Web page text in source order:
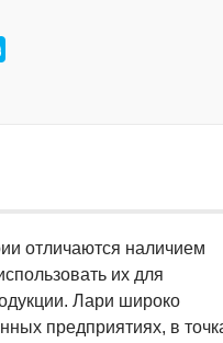
отличаются наличием
их для
Лари широко
предприятиях, в